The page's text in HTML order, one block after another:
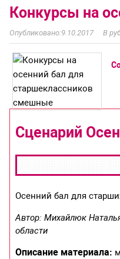
Конкурсы на
9.10.2017
Сценарий
Осенний бал для
Автор: Михайлюк
области
Описание материала: